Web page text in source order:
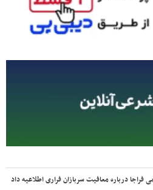
فراجا درباره معافیت سربازان فراری اطلاعیه داد